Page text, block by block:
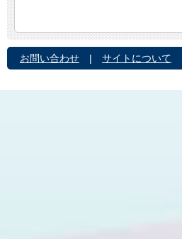
お問い合わせ | サイトについて